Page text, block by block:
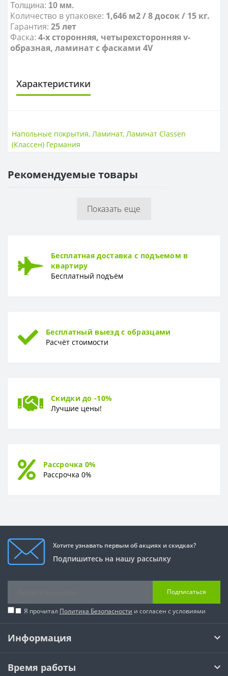
Толщина: 10 мм.
Количество в упаковке: 1,646 м2 / 8 досок / 15 кг.
Гарантия: 25 лет
Фаска: 4-х сторонняя, четырехсторонняя v-
образная, ламинат с фасками 4V
Характеристики
Класс износостойкости
НАЛИЧИЕ ФАСКИ
Напольные покрытия, Ламинат, Ламинат Classen
(Классен) Германия
Рекомендуемые товары
Показать еще
Бесплатная доставка с подъемом в
квартиру
Бесплатный подъём
Бесплатный выезд с образцами
Расчёт стоимости
Скидки до -10%
Лучшие цены!
Рассрочка 0%
Рассрочка 0%
Хотите узнавать первым об акциях и скидках?
Подпишитесь на нашу рассылку
Подписаться
Я прочитал Политика Безопасности и согласен с условиями
Информация
Время работы